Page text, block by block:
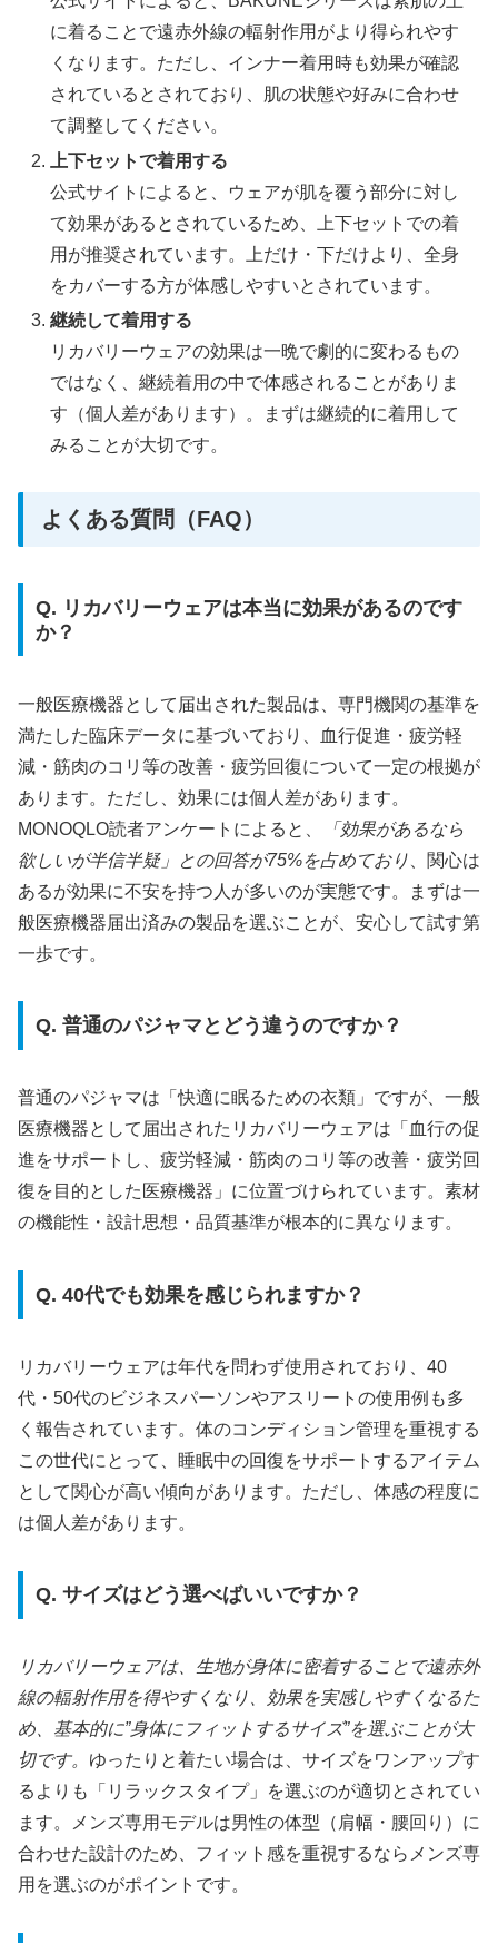
に着ることで遠赤外線の輻射作用がより得られやす
くなります。ただし、インナー着用時も効果が確認
されているとされており、肌の状態や好みに合わせ
て調整してください。
上下セットで着用する
公式サイトによると、ウェアが肌を覆う部分に対し
て効果があるとされているため、上下セットでの着
用が推奨されています。上だけ・下だけより、全身
をカバーする方が体感しやすいとされています。
継続して着用する
リカバリーウェアの効果は一晩で劇的に変わるもの
ではなく、継続着用の中で体感されることがありま
す（個人差があります）。まずは継続的に着用して
みることが大切です。
よくある質問（FAQ）
Q. リカバリーウェアは本当に効果があるのです
か？
一般医療機器として届出された製品は、専門機関の基準を
満たした臨床データに基づいており、血行促進・疲労軽
減・筋肉のコリ等の改善・疲労回復について一定の根拠が
あります。ただし、効果には個人差があります。
MONOQLO読者アンケートによると、
「効果があるなら
欲しいが半信半疑」との回答が75%を占めており 、関心は
あるが効果に不安を持つ人が多いのが実態です。まずは一
般医療機器届出済みの製品を選ぶことが、安心して試す第
一歩です。
Q. 普通のパジャマとどう違うのですか？
普通のパジャマは「快適に眠るための衣類」ですが、一般
医療機器として届出されたリカバリーウェアは「血行の促
進をサポートし、疲労軽減・筋肉のコリ等の改善・疲労回
復を目的とした医療機器」に位置づけられています。素材
の機能性・設計思想・品質基準が根本的に異なります。
Q. 40代でも効果を感じられますか？
リカバリーウェアは年代を問わず使用されており、40
代・50代のビジネスパーソンやアスリートの使用例も多
く報告されています。体のコンディション管理を重視する
この世代にとって、睡眠中の回復をサポートするアイテム
として関心が高い傾向があります。ただし、体感の程度に
は個人差があります。
Q. サイズはどう選べばいいですか？
リカバリーウェアは、生地が身体に密着することで遠赤外
線の輻射作用を得やすくなり、効果を実感しやすくなるた
め、基本的に”身体にフィットするサイズ”を選ぶことが大
切です。 ゆったりと着たい場合は、サイズをワンアップす
るよりも「リラックスタイプ」を選ぶのが適切とされてい
ます。メンズ専用モデルは男性の体型（肩幅・腰回り）に
合わせた設計のため、フィット感を重視するならメンズ専
用を選ぶのがポイントです。